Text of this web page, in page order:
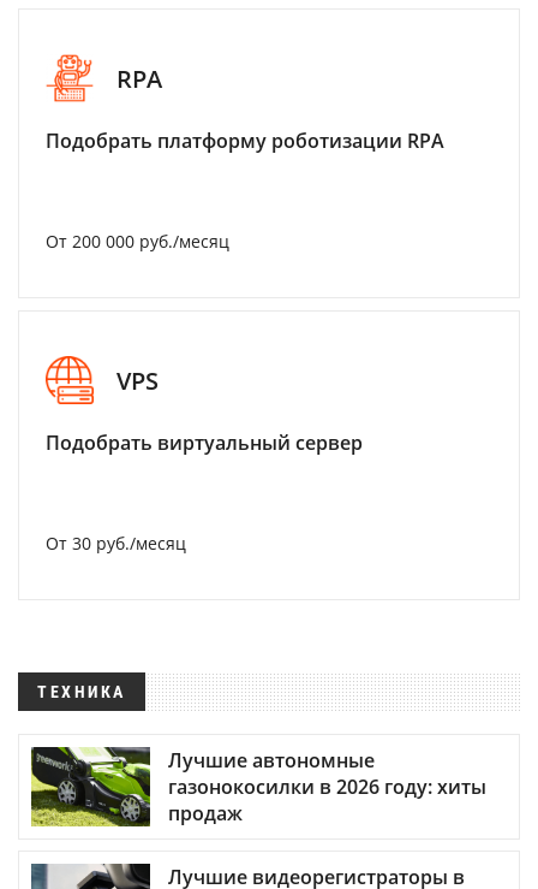
RPA
Подобрать платформу роботизации RPA
От 200 000 руб./месяц
VPS
Подобрать виртуальный сервер
От 30 руб./месяц
ТЕХНИКА
Лучшие автономные
газонокосилки в 2026 году: хиты
продаж
Лучшие видеорегистраторы в